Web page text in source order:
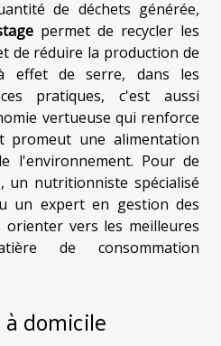
de déchets générée,
permet de recycler les
de réduire la production de
effet de serre, dans les
pratiques, c'est aussi
vertueuse qui renforce
promeut une alimentation
l'environnement. Pour de
un nutritionniste spécialisé
un expert en gestion des
vers les meilleures
de consommation
domicile